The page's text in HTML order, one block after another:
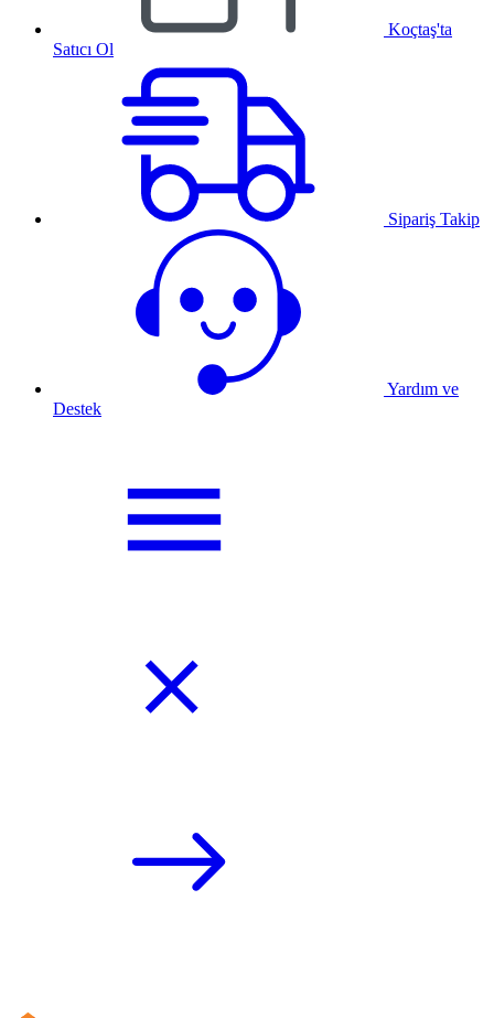
Koçtaş'ta
Satıcı Ol
Sipariş Takip
Yardım ve
Destek